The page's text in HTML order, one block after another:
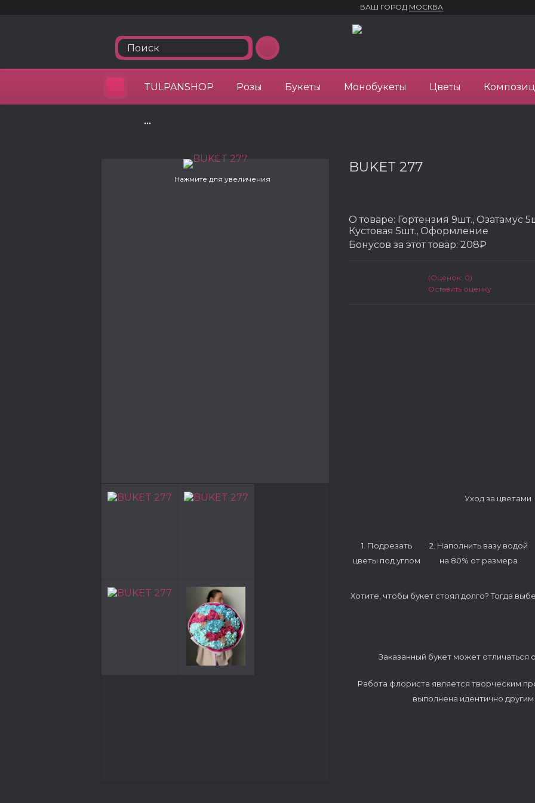
ВАШ ГОРОД МОСКВА
TULPANSHOP Розы Букеты Монобукеты Цветы
•••
Нажмите для увеличения
BUKET 277
О товаре: Гортензия 9шт., Озатамус
Кустовая 5шт., Оформление
Бонусов за этот товар: 208₽
(Оценок: 0)
Оставить оценку
Уход за цветами
1. Подрезать
цветы под углом
2. Наполнить вазу водой
на 80% от размера
Хотите, чтобы букет стоял долго? Тогда
Заказанный букет может отличаться
Работа флориста является творческим
выполнена идентично